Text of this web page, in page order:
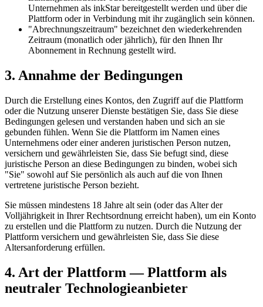
Unternehmen als inkStar bereitgestellt werden und über die
Plattform oder in Verbindung mit ihr zugänglich sein können.
"Abrechnungszeitraum" bezeichnet den wiederkehrenden
Zeitraum (monatlich oder jährlich), für den Ihnen Ihr
Abonnement in Rechnung gestellt wird.
3. Annahme der Bedingungen
Durch die Erstellung eines Kontos, den Zugriff auf die Plattform
oder die Nutzung unserer Dienste bestätigen Sie, dass Sie diese
Bedingungen gelesen und verstanden haben und sich an sie
gebunden fühlen. Wenn Sie die Plattform im Namen eines
Unternehmens oder einer anderen juristischen Person nutzen,
versichern und gewährleisten Sie, dass Sie befugt sind, diese
juristische Person an diese Bedingungen zu binden, wobei sich
"Sie" sowohl auf Sie persönlich als auch auf die von Ihnen
vertretene juristische Person bezieht.
Sie müssen mindestens 18 Jahre alt sein (oder das Alter der
Volljährigkeit in Ihrer Rechtsordnung erreicht haben), um ein Konto
zu erstellen und die Plattform zu nutzen. Durch die Nutzung der
Plattform versichern und gewährleisten Sie, dass Sie diese
Altersanforderung erfüllen.
4. Art der Plattform — Plattform als
neutraler Technologieanbieter